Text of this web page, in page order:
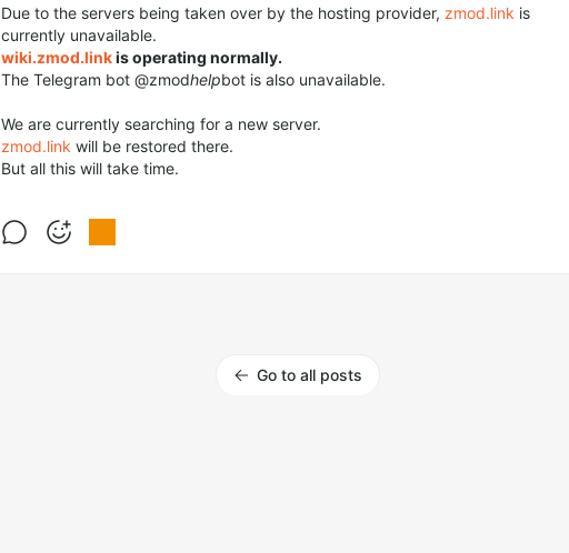
Due to the servers being taken over by the hosting provider, zmod.link is
currently unavailable.
wiki.zmod.linkis operating normally.
The Telegram bot @zmodhelpbot is also unavailable.
We are currently searching for a new server.
zmod.link will be restored there.
But all this will take time.
Go to all posts